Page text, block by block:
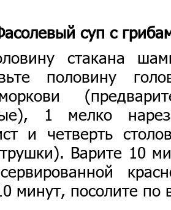
суп с
стакана
половину
1 мелко
и четверть
Варите 10
минут, посолите по